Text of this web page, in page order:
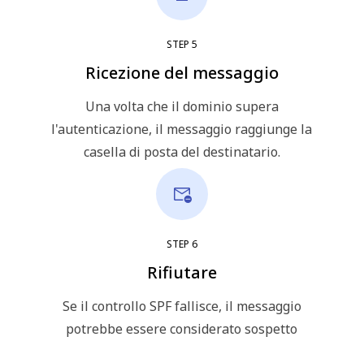
STEP 5
Ricezione del messaggio
Una volta che il dominio supera
l'autenticazione, il messaggio raggiunge la
casella di posta del destinatario.
STEP 6
Rifiutare
Se il controllo SPF fallisce, il messaggio
potrebbe essere considerato sospetto